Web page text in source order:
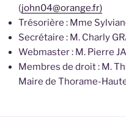
(john04@orange.fr)
Trésorière : Mme
Secrétaire : M. Charly
Webmaster : M. Pierre
Membres de droit : M.
Maire de Thorame-